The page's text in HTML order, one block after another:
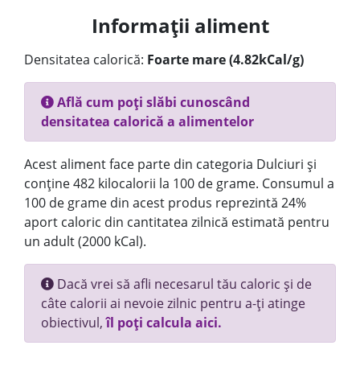
Informații aliment
Densitatea calorică: Foarte mare (4.82kCal/g)
Află cum poți slăbi cunoscând
densitatea calorică a alimentelor
Acest aliment face parte din categoria Dulciuri și
conține 482 kilocalorii la 100 de grame. Consumul a
100 de grame din acest produs reprezintă 24%
aport caloric din cantitatea zilnică estimată pentru
un adult (2000 kCal).
Dacă vrei să afli necesarul tău caloric și de
câte calorii ai nevoie zilnic pentru a-ți atinge
obiectivul,îl poți calcula aici.